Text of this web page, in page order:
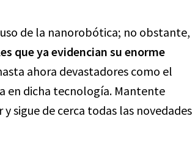
de la nanorobótica; no obstante,
que ya evidencian su enorme
ahora devastadores como el
en dicha tecnología. Mantente
sigue de cerca todas las novedades